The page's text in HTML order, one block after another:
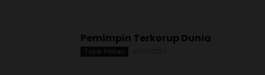
Pemimpin Terkorup Dunia
Topik Pilihan